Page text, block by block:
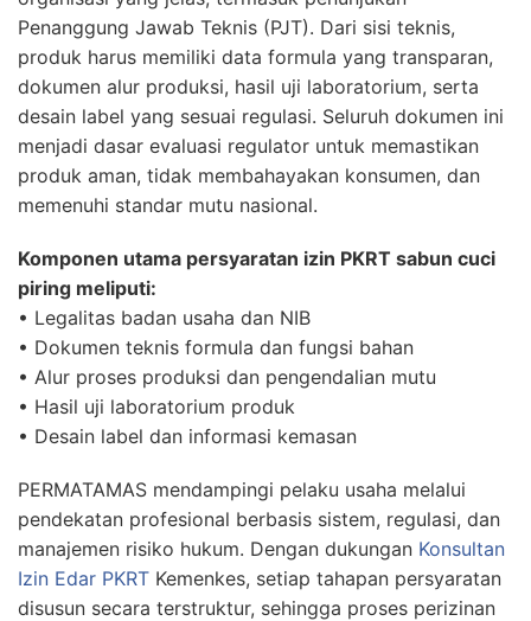
Penanggung Jawab Teknis (PJT). Dari sisi teknis,
produk harus memiliki data formula yang transparan,
dokumen alur produksi, hasil uji laboratorium, serta
desain label yang sesuai regulasi. Seluruh dokumen ini
menjadi dasar evaluasi regulator untuk memastikan
produk aman, tidak membahayakan konsumen, dan
memenuhi standar mutu nasional.
Komponen utama persyaratan izin PKRT sabun cuci
piring meliputi:
• Legalitas badan usaha dan NIB
• Dokumen teknis formula dan fungsi bahan
• Alur proses produksi dan pengendalian mutu
• Hasil uji laboratorium produk
• Desain label dan informasi kemasan
PERMATAMAS mendampingi pelaku usaha melalui
pendekatan profesional berbasis sistem, regulasi, dan
manajemen risiko hukum. Dengan dukungan Konsultan
Izin Edar PKRT Kemenkes, setiap tahapan persyaratan
disusun secara terstruktur, sehingga proses perizinan